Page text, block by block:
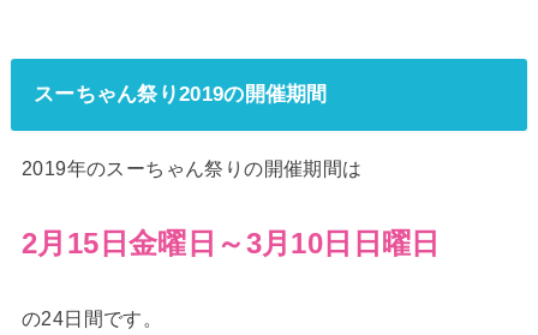
スーちゃん祭り2019の開催期間
2019年のスーちゃん祭りの開催期間は
2月15日金曜日～3月10日日曜日
の24日間です。